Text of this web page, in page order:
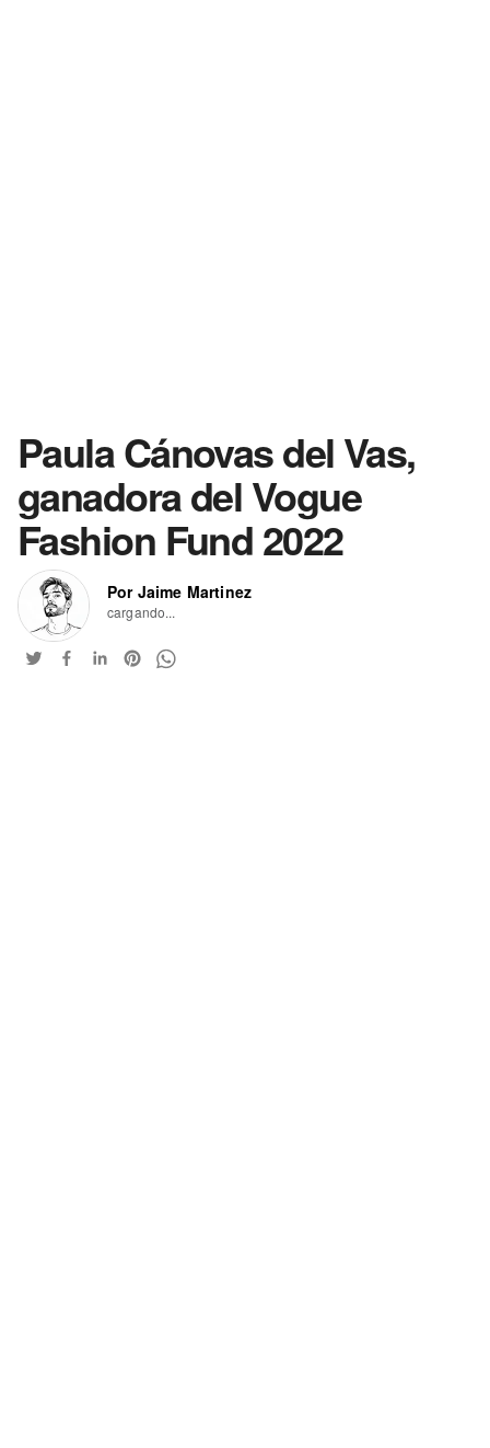
Paula Cánovas del Vas,
ganadora del Vogue
Fashion Fund 2022
Por Jaime Martinez
cargando...